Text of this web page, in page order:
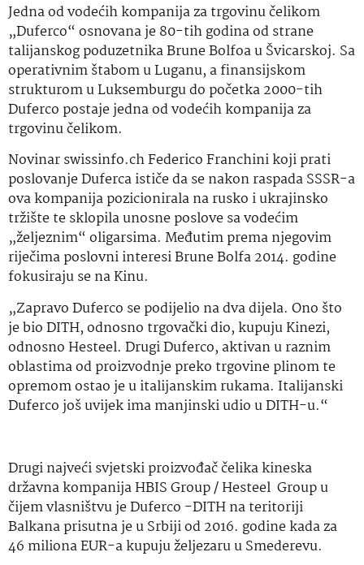
Jedna od vodećih kompanija za trgovinu čelikom
„Duferco“ osnovana je 80-tih godina od strane
talijanskog poduzetnika Brune Bolfoa u Švicarskoj. Sa
operativnim štabom u Luganu, a finansijskom
strukturom u Luksemburgu do početka 2000-tih
Duferco postaje jedna od vodećih kompanija za
trgovinu čelikom.
Novinar swissinfo.ch Federico Franchini koji prati
poslovanje Duferca ističe da se nakon raspada SSSR-a
ova kompanija pozicionirala na rusko i ukrajinsko
tržište te sklopila unosne poslove sa vodećim
„željeznim“ oligarsima. Međutim prema njegovim
riječima poslovni interesi Brune Bolfa 2014. godine
fokusiraju se na Kinu.
„Zapravo Duferco se podijelio na dva dijela. Ono što
je bio DITH, odnosno trgovački dio, kupuju Kinezi,
odnosno Hesteel. Drugi Duferco, aktivan u raznim
oblastima od proizvodnje preko trgovine plinom te
opremom ostao je u italijanskim rukama. Italijanski
Duferco još uvijek ima manjinski udio u DITH-u.“
Drugi najveći svjetski proizvođač čelika kineska
državna kompanija HBIS Group / Hesteel Group u
čijem vlasništvu je Duferco -DITH na teritoriji
Balkana prisutna je u Srbiji od 2016. godine kada za
46 miliona EUR-a kupuju željezaru u Smederevu.